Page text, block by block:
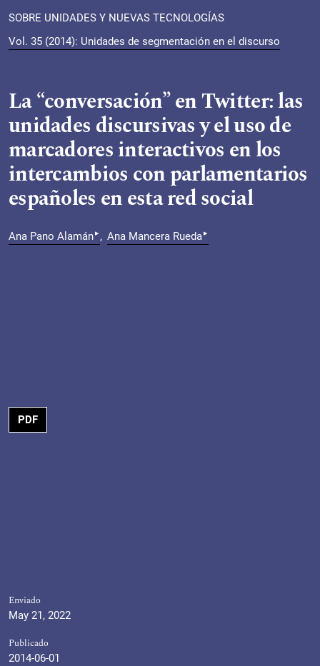
SOBRE UNIDADES Y NUEVAS TECNOLOGÍAS
Vol. 35 (2014): Unidades de segmentación en el discurso
La “conversación” en Twitter: las
unidades discursivas y el uso de
marcadores interactivos en los
intercambios con parlamentarios
españoles en esta red social
Ana Pano Alamán▸ Ana Mancera Rueda▸
PDF
Enviado
May 21, 2022
Publicado
2014-06-01